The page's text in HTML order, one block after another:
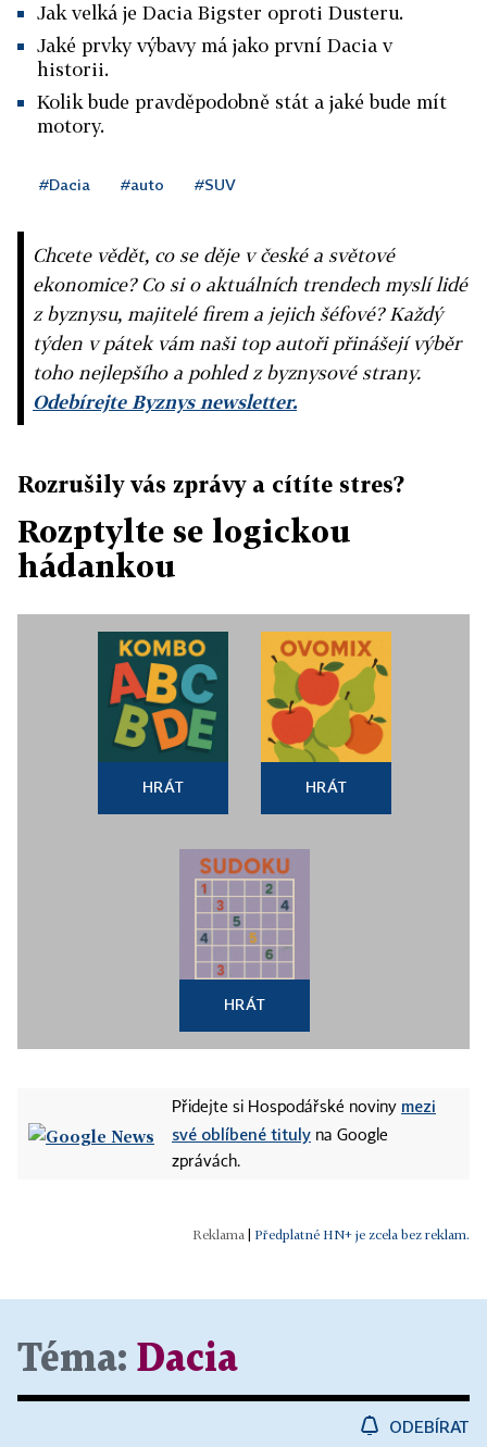
Jak velká je Dacia Bigster oproti Dusteru.
Jaké prvky výbavy má jako první Dacia v
historii.
Kolik bude pravděpodobně stát a jaké bude mít
motory.
#Dacia #auto #SUV
Chcete vědět, co se děje v české a světové
ekonomice? Co si o aktuálních trendech myslí lidé
z byznysu, majitelé firem a jejich šéfové? Každý
týden v pátek vám naši top autoři přinášejí výběr
toho nejlepšího a pohled z byznysové strany.
Odebírejte Byznys newsletter.
Rozrušily vás zprávy a cítíte stres?
Rozptylte se logickou
hádankou
HRÁT HRÁT
HRÁT
Přidejte si Hospodářské noviny mezi
své oblíbené tituly na Google
zprávách.
Předplatné HN+ je zcela bez reklam.
Téma: Dacia
ODEBÍRAT